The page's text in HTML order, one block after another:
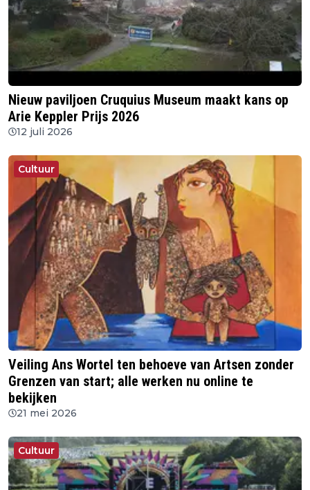
Nieuw paviljoen Cruquius Museum maakt kans op
Arie Keppler Prijs 2026
12 juli 2026
Cultuur
Veiling Ans Wortel ten behoeve van Artsen zonder
Grenzen van start; alle werken nu online te
bekijken
21 mei 2026
Cultuur